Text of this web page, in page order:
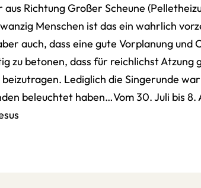
Richtung Großer Scheune
Menschen ist das ein wahrlich
auch, dass eine gute Vorplanung und
zu betonen, dass für reichlichst Atzung
Lediglich die Singerunde
beleuchtet haben…Vom 30. Juli bis 8.